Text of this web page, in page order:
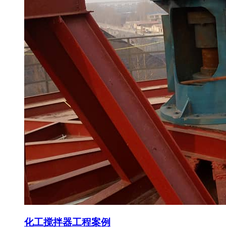
化工搅拌器工程案例